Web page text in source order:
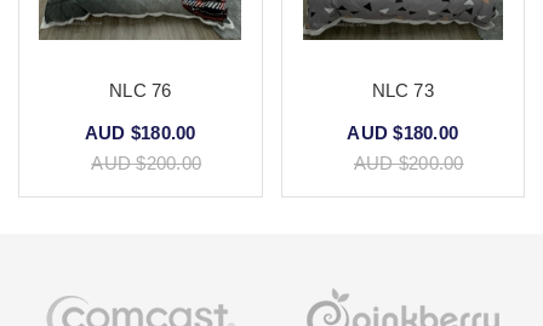
NLC 76
AUD $180.00
AUD $200.00
NLC 73
AUD $180.00
AUD $200.00